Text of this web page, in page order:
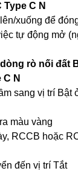
Type C N
xuống để
tự động mở
rò nối đất
C N
sang vị trí
màu vàng
RCCB hoặc
đến vị trí Tắt